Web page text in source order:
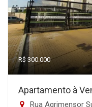
R$ 300.000
Apartamento à
Rua Agrimensor Sugaya,